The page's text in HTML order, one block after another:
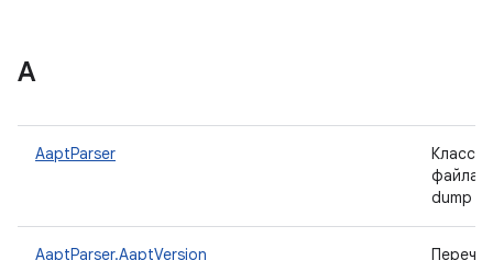
А
AaptParser
Класс,
файла
dump
AaptParser.AaptVersion